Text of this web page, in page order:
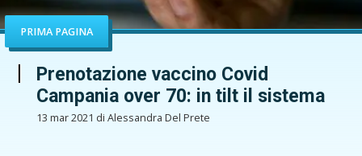
PRIMA PAGINA
Prenotazione vaccino Covid
Campania over 70: in tilt il sistema
13 mar 2021 di Alessandra Del Prete